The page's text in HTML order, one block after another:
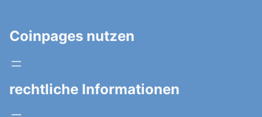
Coinpages nutzen
rechtliche Informationen